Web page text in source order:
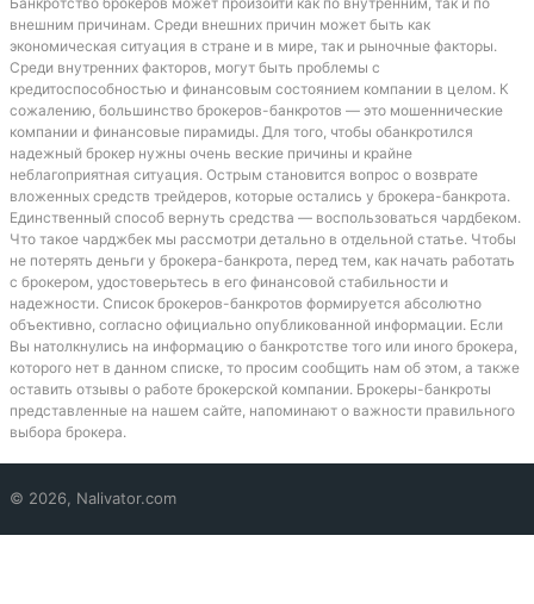
внешним причинам. Среди внешних причин может быть как
экономическая ситуация в стране и в мире, так и рыночные факторы.
Среди внутренних факторов, могут быть проблемы с
кредитоспособностью и финансовым состоянием компании в целом. К
сожалению, большинство брокеров-банкротов — это мошеннические
компании и финансовые пирамиды. Для того, чтобы обанкротился
надежный брокер нужны очень веские причины и крайне
неблагоприятная ситуация. Острым становится вопрос о возврате
вложенных средств трейдеров, которые остались у брокера-банкрота.
Единственный способ вернуть средства — воспользоваться чардбеком.
Что такое чарджбек мы рассмотри детально в отдельной статье. Чтобы
не потерять деньги у брокера-банкрота, перед тем, как начать работать
с брокером, удостоверьтесь в его финансовой стабильности и
надежности. Список брокеров-банкротов формируется абсолютно
объективно, согласно официально опубликованной информации. Если
Вы натолкнулись на информацию о банкротстве того или иного брокера,
которого нет в данном списке, то просим сообщить нам об этом, а также
оставить отзывы о работе брокерской компании. Брокеры-банкроты
представленные на нашем сайте, напоминают о важности правильного
выбора брокера.
© 2026, Nalivator.com